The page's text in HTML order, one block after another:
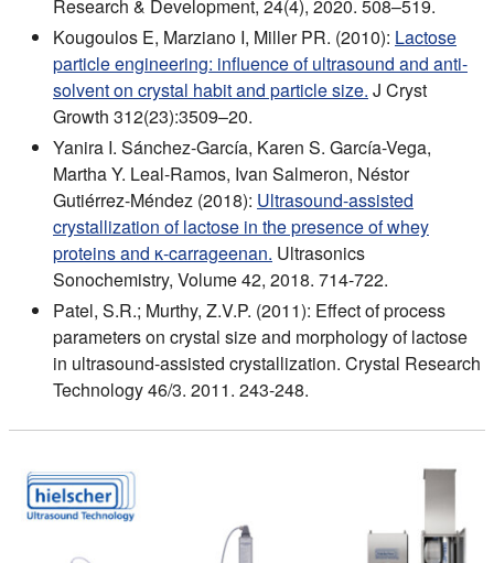
Research & Development, 24(4), 2020. 508–519.
Kougoulos E, Marziano I, Miller PR. (2010): Lactose
particle engineering: influence of ultrasound and anti-
solvent on crystal habit and particle size. J Cryst
Growth 312(23):3509–20.
Yanira I. Sánchez-García, Karen S. García-Vega,
Martha Y. Leal-Ramos, Ivan Salmeron, Néstor
Gutiérrez-Méndez (2018): Ultrasound-assisted
crystallization of lactose in the presence of whey
proteins and κ-carrageenan. Ultrasonics
Sonochemistry, Volume 42, 2018. 714-722.
Patel, S.R.; Murthy, Z.V.P. (2011): Effect of process
parameters on crystal size and morphology of lactose
in ultrasound-assisted crystallization. Crystal Research
Technology 46/3. 2011. 243-248.